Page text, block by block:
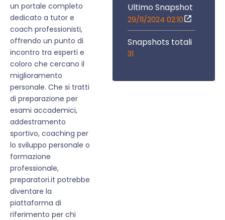
un portale completo
dedicato a tutor e
coach professionisti,
offrendo un punto di
incontro tra esperti e
coloro che cercano il
miglioramento
personale. Che si tratti
di preparazione per
esami accademici,
addestramento
sportivo, coaching per
lo sviluppo personale o
formazione
professionale,
preparatori.it potrebbe
diventare la
piattaforma di
riferimento per chi
Ultimo Snapshot
29/11/2024 02:10
Snapshots totali
31